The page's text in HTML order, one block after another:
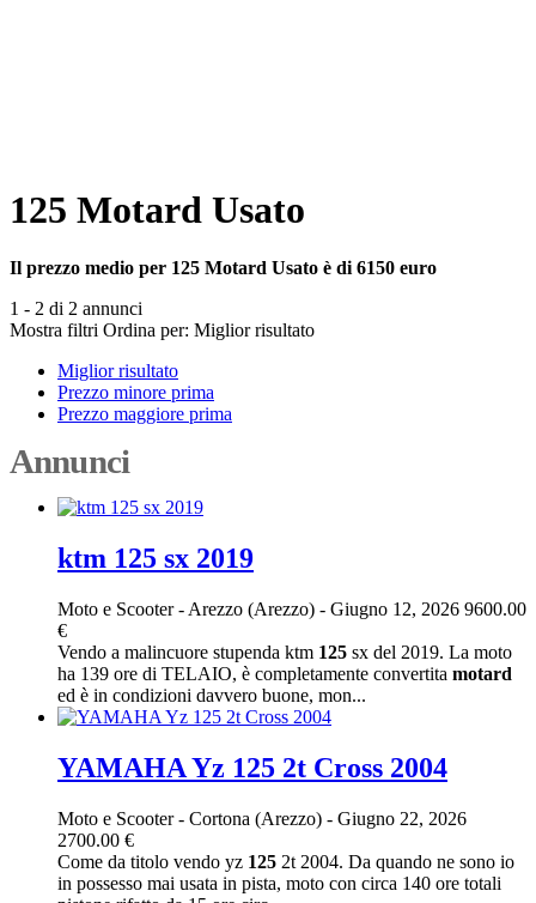
125 Motard Usato
Il prezzo medio per 125 Motard Usato è di 6150 euro
1 - 2 di 2 annunci
Mostra filtri Ordina per: Miglior risultato
Miglior risultato
Prezzo minore prima
Prezzo maggiore prima
Annunci
ktm 125 sx 2019
Moto e Scooter- Arezzo (Arezzo) - Giugno 12, 2026 9600.00
€
Vendo a malincuore stupenda ktm 125 sx del 2019. La moto
ha 139 ore di TELAIO, è completamente convertita motard
ed è in condizioni davvero buone, mon...
YAMAHA Yz 125 2t Cross 2004
Moto e Scooter- Cortona (Arezzo) - Giugno 22, 2026
2700.00 €
Come da titolo vendo yz 125 2t 2004. Da quando ne sono io
in possesso mai usata in pista, moto con circa 140 ore totali